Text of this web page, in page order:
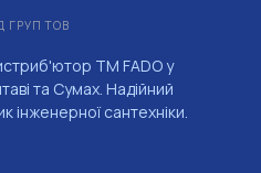
ГРУП ТОВ
ТМ FADO у
та Сумах. Надійний
інженерної сантехніки.